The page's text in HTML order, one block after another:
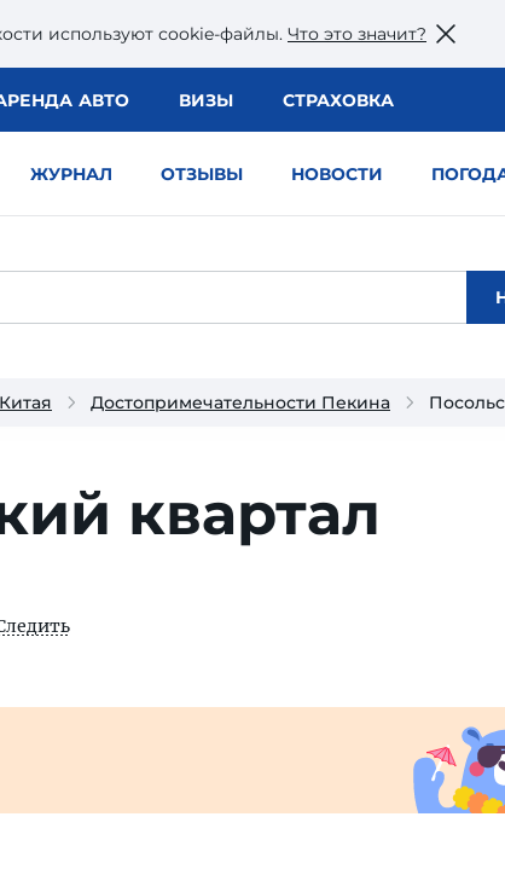
используют сookie-файлы. Что это значит?
АВТО ВИЗЫ СТРАХОВКА
ЖУРНАЛ ОТЗЫВЫ НОВОСТИ
Достопримечательности Пекина
квартал